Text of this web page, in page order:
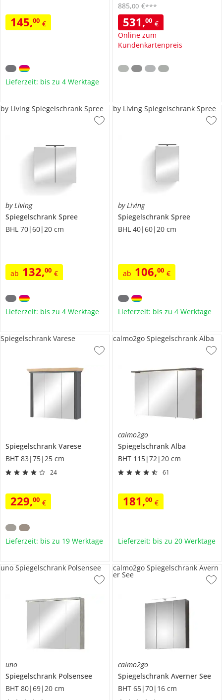
145,00 €
Lieferzeit: bis zu 4 Werktage
531,00 €
Online zum
Kundenkartenpreis
885,00 €***
by Living
Spiegelschrank Spree
BHL 70|60|20 cm
ab 132,00 €
by Living Spiegelschrank Spree
Lieferzeit: bis zu 4 Werktage
by Living
Spiegelschrank Spree
BHL 40|60|20 cm
ab 106,00 €
by Living Spiegelschrank Spree
Lieferzeit: bis zu 4 Werktage
Spiegelschrank Varese
BHT 83|75|25 cm
24
229,00 €
Spiegelschrank Varese
Lieferzeit: bis zu 19 Werktage
calmo2go
Spiegelschrank Alba
BHT 115|72|20 cm
61
181,00 €
calmo2go Spiegelschrank Alba
Lieferzeit: bis zu 20 Werktage
uno
Spiegelschrank Polsensee
BHT 80|69|20 cm
uno Spiegelschrank Polsensee
calmo2go
Spiegelschrank Averner See
BHT 65|70|16 cm
calmo2go Spiegelschrank Avern
er See